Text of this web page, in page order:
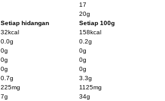
17
20g
Setiap hidangan
Setiap 100g
32kcal
158kcal
0.0g
0.2g
0g
0g
0g
0g
0g
0g
0.7g
3.3g
225mg
1125mg
7g
34g